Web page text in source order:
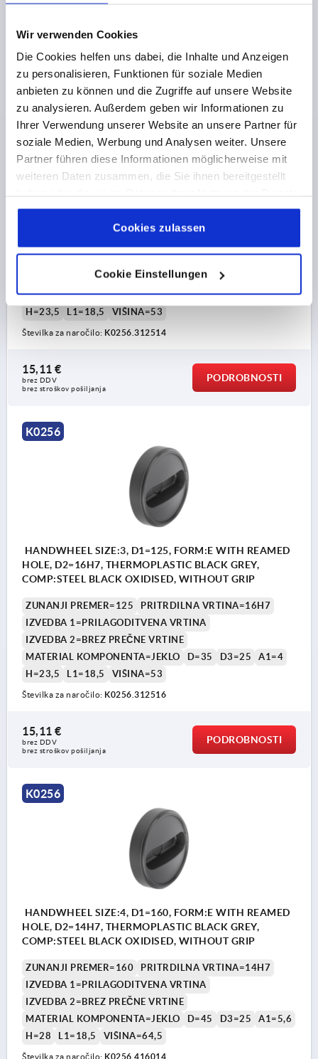
Wir verwenden Cookies
Die Cookies helfen uns dabei, die Inhalte und Anzeigen
zu personalisieren, Funktionen für soziale Medien
anbieten zu können und die Zugriffe auf unsere Website
zu analysieren. Außerdem geben wir Informationen zu
Ihrer Verwendung unserer Website an unsere Partner für
soziale Medien, Werbung und Analysen weiter. Unsere
Partner führen diese Informationen möglicherweise mit
weiteren Daten zusammen, die Sie ihnen bereitgestellt
gesammelt haben.Cookie Richtlinien
Datenschutz|AGB
Cookies zulassen
Cookie Einstellungen
15,11 €
K0256
IZVEDBA 2=BREZ PREČNE VRTINE
MATERIAL KOMPONENTA=JEKLO
D=35 D3=25
A1=4
H=23,5
L1=18,5 VIŠINA=53
Številka za naročilo: K0256.312514
15,11 €
brez DDV
brez stroškov pošiljanja
PODROBNOSTI
K0256
HANDWHEEL SIZE:3, D1=125, FORM:E WITH REAMED
HOLE, D2=16H7, THERMOPLASTIC BLACK GREY,
COMP:STEEL BLACK OXIDISED, WITHOUT GRIP
ZUNANJI PREMER=125
PRITRDILNA VRTINA=16H7
IZVEDBA 1=PRILAGODITVENA VRTINA
IZVEDBA 2=BREZ PREČNE VRTINE
MATERIAL KOMPONENTA=JEKLO
D=35 D3=25
A1=4
H=23,5
L1=18,5 VIŠINA=53
Številka za naročilo: K0256.312516
15,11 €
brez DDV
brez stroškov pošiljanja
PODROBNOSTI
K0256
HANDWHEEL SIZE:4, D1=160, FORM:E WITH REAMED
HOLE, D2=14H7, THERMOPLASTIC BLACK GREY,
COMP:STEEL BLACK OXIDISED, WITHOUT GRIP
ZUNANJI PREMER=160
PRITRDILNA VRTINA=14H7
IZVEDBA 1=PRILAGODITVENA VRTINA
IZVEDBA 2=BREZ PREČNE VRTINE
MATERIAL KOMPONENTA=JEKLO
D=45 D3=25
A1=5,6
H=28
L1=18,5 VIŠINA=64,5
Številka za naročilo: K0256.416014